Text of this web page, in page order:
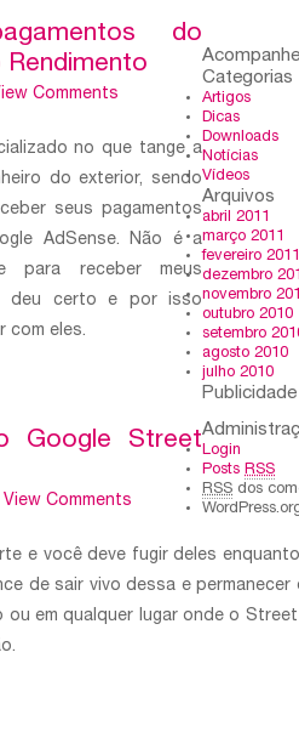
Acompanhe
Categorias
Artigos
Dicas
Downloads
Notícias
Vídeos
Arquivos
abril 2011
março 2011
fevereiro 2011
dezembro
novembro
outubro 2010
setembro
agosto 2010
julho 2010
Publicidade
Login
Posts RSS
RSS dos
do
Comments
no que tange a
do exterior, sendo
seus pagamentos
AdSense. Não é a
para receber meus
deu certo e por isso
com eles.
Google Street
View Comments
e você deve fugir deles
de sair vivo dessa e
ou em qualquer lugar onde o